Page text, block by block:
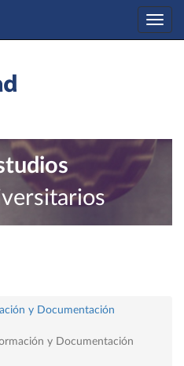
y Documentación
y Documentación